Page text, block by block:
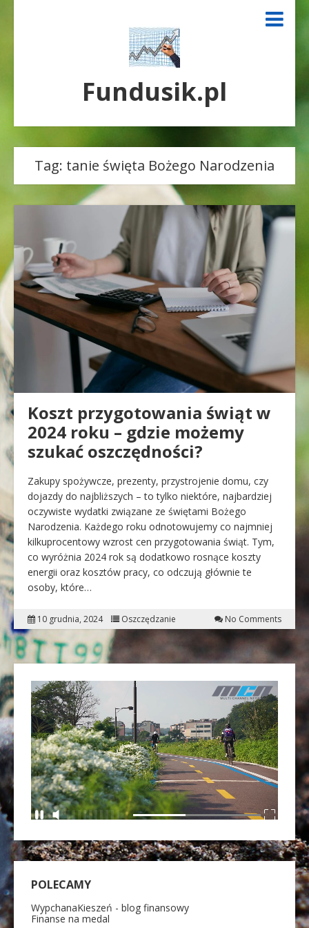
Fundusik.pl
Tag: tanie święta Bożego Narodzenia
Koszt przygotowania świąt w
2024 roku – gdzie możemy
szukać oszczędności?
Zakupy spożywcze, prezenty, przystrojenie domu, czy
dojazdy do najbliższych – to tylko niektóre, najbardziej
oczywiste wydatki związane ze świętami Bożego
Narodzenia. Każdego roku odnotowujemy co najmniej
kilkuprocentowy wzrost cen przygotowania świąt. Tym,
co wyróżnia 2024 rok są dodatkowo rosnące koszty
energii oraz kosztów pracy, co odczują głównie te
osoby, które…
10 grudnia, 2024 Oszczędzanie No Comments
POLECAMY
WypchanaKieszeń - blog finansowy
Finanse na medal